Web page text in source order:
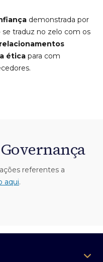
demonstrada por
traduz no zelo com os
relacionamentos
ética para com
referentes a
aqui.